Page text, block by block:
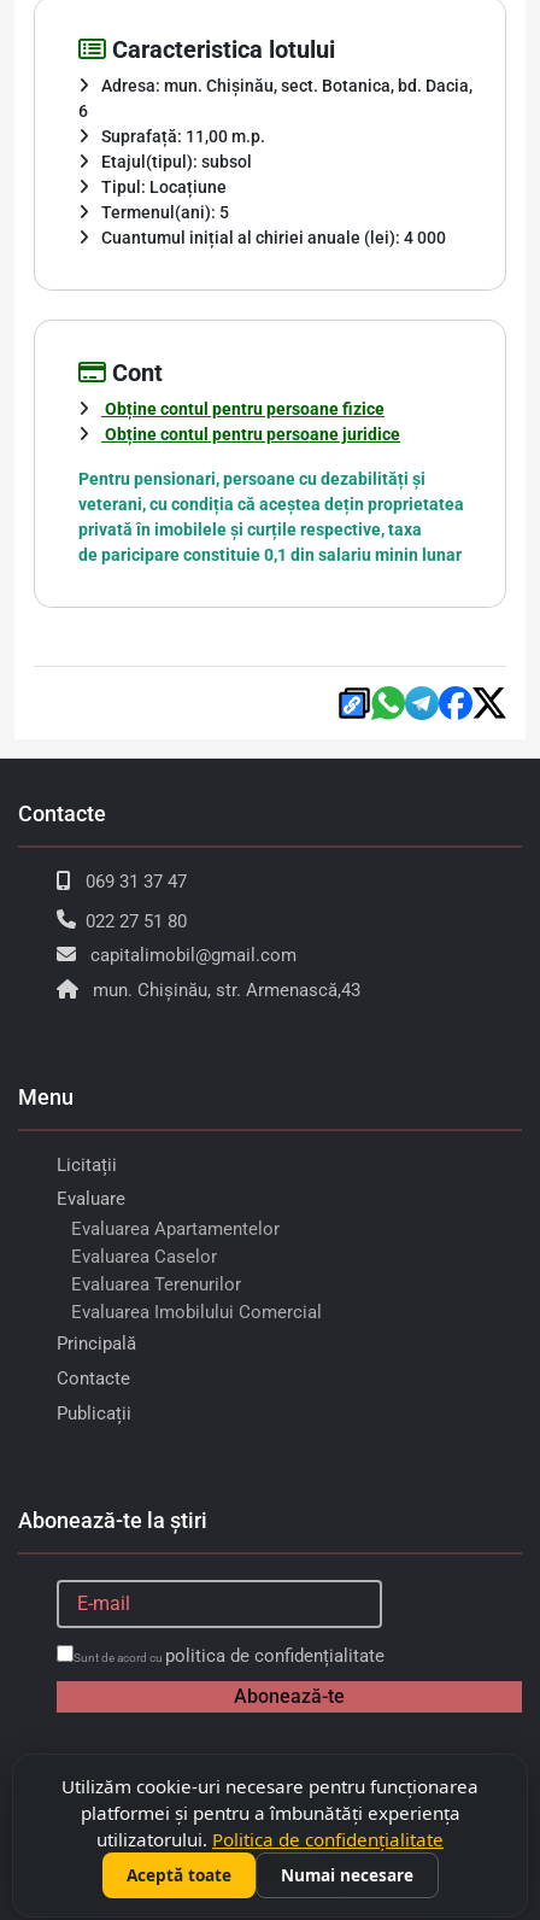
Utilizăm cookie-uri necesare pentru funcționarea
platformei și pentru a îmbunătăți experiența
utilizatorului. Politica de confidențialitate
Aceptă toate Numai necesare
Caracteristica lotului
Adresa: mun. Chișinău, sect. Botanica, bd. Dacia,
6
Suprafață: 11,00 m.p.
Etajul(tipul): subsol
Tipul: Locațiune
Termenul(ani): 5
Cuantumul inițial al chiriei anuale (lei): 4 000
Cont
Obține contul pentru persoane fizice
Obține contul pentru persoane juridice
Pentru pensionari, persoane cu dezabilități și
veterani, cu condiția că aceștea dețin proprietatea
privată în imobilele și curțile respective, taxa
de paricipare constituie 0,1 din salariu minin lunar
Contacte
069 31 37 47
022 27 51 80
capitalimobil@gmail.com
mun. Chișinău, str. Armenască,43
Menu
Licitații
Evaluare
Evaluarea Apartamentelor
Evaluarea Caselor
Evaluarea Terenurilor
Evaluarea Imobilului Comercial
Principală
Contacte
Publicații
Abonează-te la știri
Sunt de acord cu politica de confidențialitate
Abonează-te
Copyright "Capitalimobil" SRL